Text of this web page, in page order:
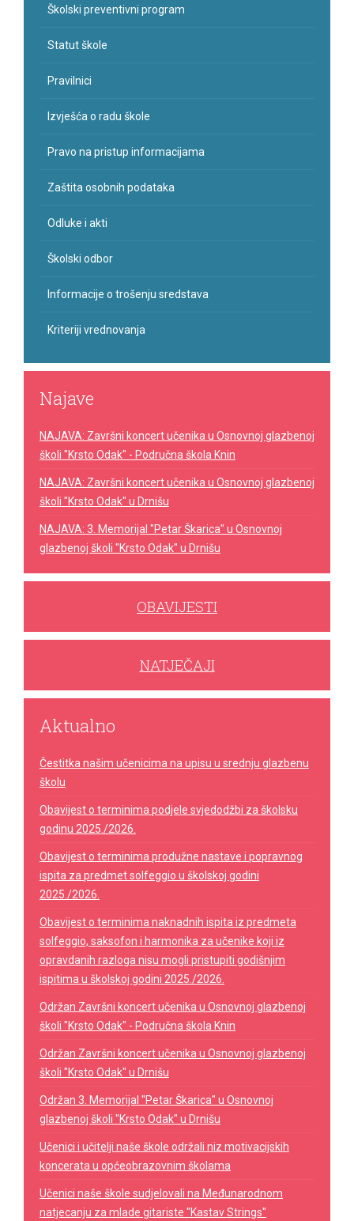
Školski preventivni program
Statut škole
Pravilnici
Izvješća o radu škole
Pravo na pristup informacijama
Zaštita osobnih podataka
Odluke i akti
Školski odbor
Informacije o trošenju sredstava
Kriteriji vrednovanja
Najave
NAJAVA: Završni koncert učenika u Osnovnoj glazbenoj
školi "Krsto Odak" - Područna škola Knin
NAJAVA: Završni koncert učenika u Osnovnoj glazbenoj
školi "Krsto Odak" u Drnišu
NAJAVA: 3. Memorijal "Petar Škarica" u Osnovnoj
glazbenoj školi "Krsto Odak" u Drnišu
OBAVIJESTI
NATJEČAJI
Aktualno
Čestitka našim učenicima na upisu u srednju glazbenu
školu
Obavijest o terminima podjele svjedodžbi za školsku
godinu 2025./2026.
Obavijest o terminima produžne nastave i popravnog
ispita za predmet solfeggio u školskoj godini
2025./2026.
Obavijest o terminima naknadnih ispita iz predmeta
solfeggio, saksofon i harmonika za učenike koji iz
opravdanih razloga nisu mogli pristupiti godišnjim
ispitima u školskoj godini 2025./2026.
Održan Završni koncert učenika u Osnovnoj glazbenoj
školi "Krsto Odak" - Područna škola Knin
Održan Završni koncert učenika u Osnovnoj glazbenoj
školi "Krsto Odak" u Drnišu
Održan 3. Memorijal "Petar Škarica" u Osnovnoj
glazbenoj školi "Krsto Odak" u Drnišu
Učenici i učitelji naše škole održali niz motivacijskih
koncerata u općeobrazovnim školama
Učenici naše škole sudjelovali na Međunarodnom
natjecanju za mlade gitariste "Kastav Strings"